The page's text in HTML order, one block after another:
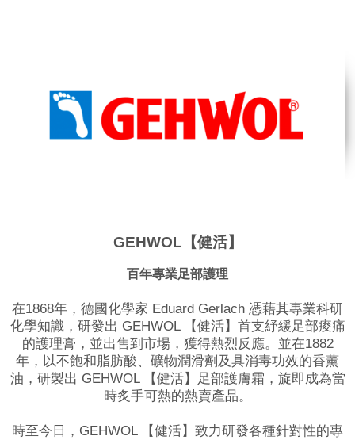
GEHWOL【健活】
百年專業足部護理
在1868年，德國化學家 Eduard Gerlach 憑藉其專業科研
化學知識，研發出 GEHWOL 【健活】首支紓緩足部痠痛
的護理膏，並出售到市場，獲得熱烈反應。並在1882
年，以不飽和脂肪酸、礦物潤滑劑及具消毒功效的香薰
油，研製出 GEHWOL 【健活】足部護膚霜，旋即成為當
時炙手可熱的熱賣產品。
時至今日，GEHWOL 【健活】致力研發各種針對性的專